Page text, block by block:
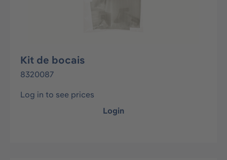
Kit de bocais
8320087
Log in to see prices
Login